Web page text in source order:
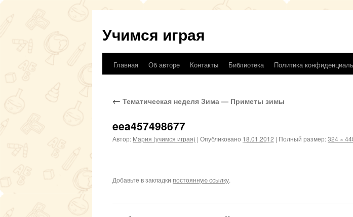
Учимся играя
Перейти
содержимому
Главная Об авторе Контакты Библиотека Политика
← Тематическая неделя Зима — Приметы зимы
eea457498677
Автор: Мария (учимся играя) | Опубликовано 18.01.2012 | Полный размер:324 ×
Добавьте в закладки постоянную ссылку.